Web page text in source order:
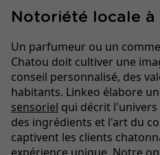
Notoriété locale à
Un parfumeur ou un
Chatou doit cultiver une
conseil personnalisé, des
habitants. Linkeo élabore
sensoriel qui décrit
des ingrédients et l'art du
captivent les clients